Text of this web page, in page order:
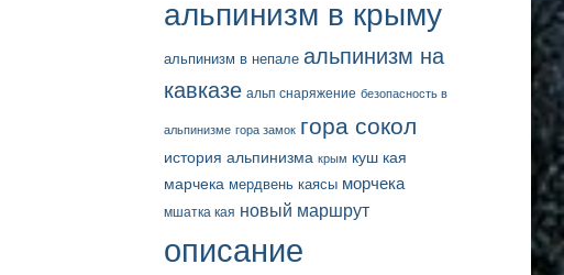
альпинизм в крыму
альпинизм в непале альпинизм на
кавказе альп снаряжение безопасность в
альпинизме гора замок гора сокол
история альпинизма крым куш кая
марчека мердвень каясы морчека
мшатка кая новый маршрут
описание